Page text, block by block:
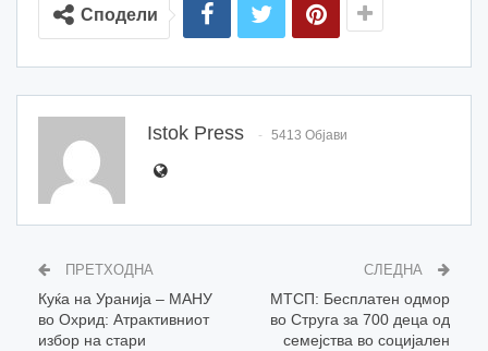
Сподели
Istok Press 5413 Објави
ПРЕТХОДНА
Куќа на Уранија – МАНУ
во Охрид: Aтрактивниот
избор на стари
СЛЕДНА
МТСП: Бесплатен одмор
во Струга за 700 деца од
семејства во социјален